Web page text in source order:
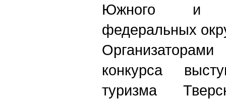
Южного и
федеральных
конкурса
туризма